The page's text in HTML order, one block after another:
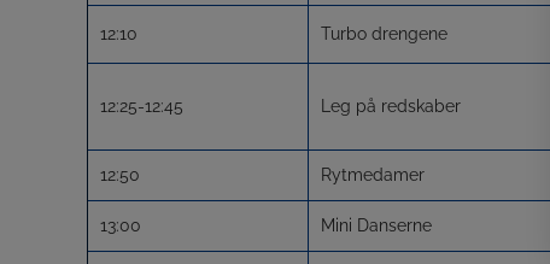
12:10 Turbo drengene
12:25-12:45 Leg på redskaber
12:50 Rytmedamer
13:00 Mini Danserne